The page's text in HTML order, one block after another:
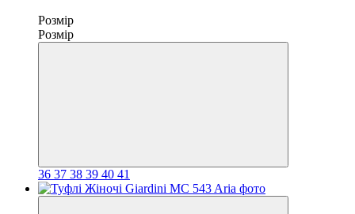
Розмір
Розмір
36 37 38 39 40 41